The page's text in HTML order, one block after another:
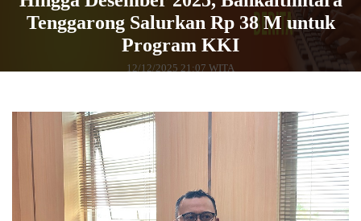
Tenggarong Salurkan Rp 38 M untuk
Program KKI
12/12/2025 21:07 WITA